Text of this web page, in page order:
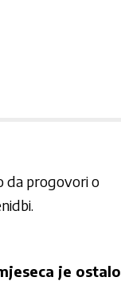
da progovori o
je ostalo